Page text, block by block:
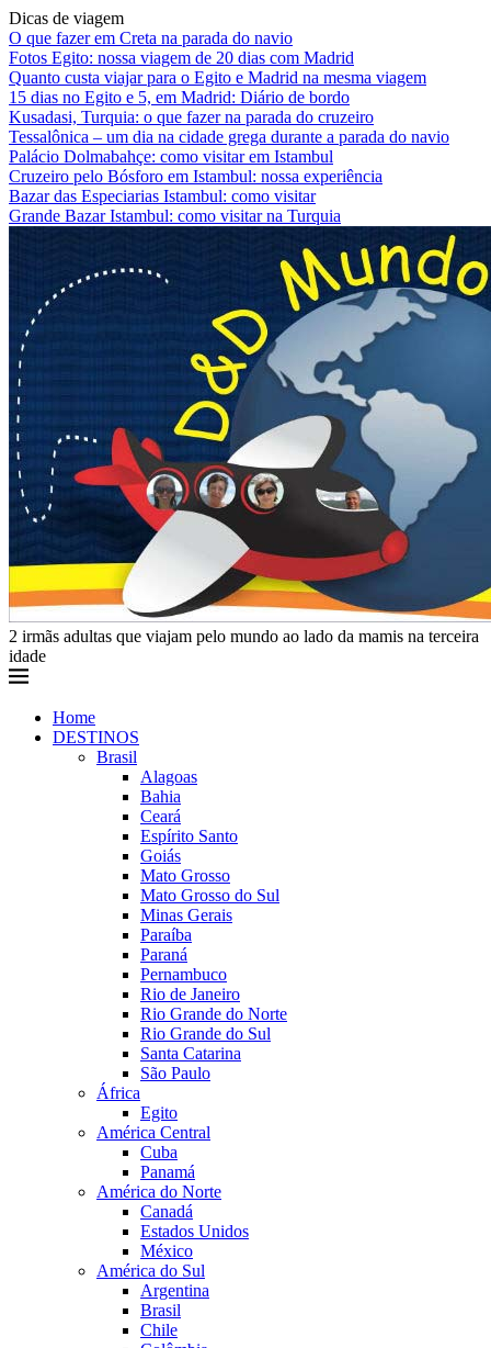
Dicas de viagem
O que fazer em Creta na parada do navio
Fotos Egito: nossa viagem de 20 dias com Madrid
Quanto custa viajar para o Egito e Madrid na mesma viagem
15 dias no Egito e 5, em Madrid: Diário de bordo
Kusadasi, Turquia: o que fazer na parada do cruzeiro
Tessalônica – um dia na cidade grega durante a parada do navio
Palácio Dolmabahçe: como visitar em Istambul
Cruzeiro pelo Bósforo em Istambul: nossa experiência
Bazar das Especiarias Istambul: como visitar
Grande Bazar Istambul: como visitar na Turquia
2 irmãs adultas que viajam pelo mundo ao lado da mamis na terceira
idade
Home
DESTINOS
Brasil
Alagoas
Bahia
Ceará
Espírito Santo
Goiás
Mato Grosso
Mato Grosso do Sul
Minas Gerais
Paraíba
Paraná
Pernambuco
Rio de Janeiro
Rio Grande do Norte
Rio Grande do Sul
Santa Catarina
São Paulo
África
Egito
América Central
Cuba
Panamá
América do Norte
Canadá
Estados Unidos
México
América do Sul
Argentina
Brasil
Chile